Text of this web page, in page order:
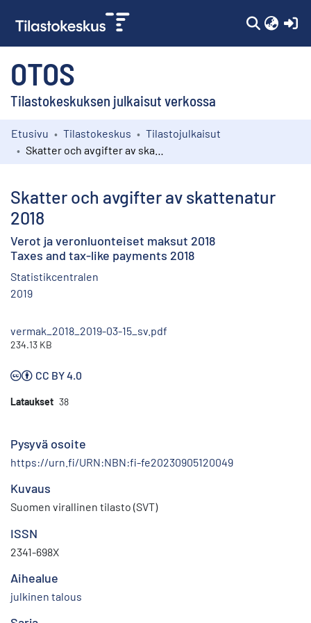
OTOS
Tilastokeskuksen julkaisut verkossa
Kokoelmat
Etusivu Tilastokeskus
Tilastojulkaisut
Skatter och avgifter av skattenatur
2018
Verot ja veronluonteiset maksut 2018
Taxes and tax-like payments 2018
Statistikcentralen
2019
vermak_2018_2019-03-15_sv.pdf
234.13 KB
CC BY 4.0
Lataukset 38
Pysyvä osoite
https://urn.fi/URN:NBN:fi-fe20230905120049
Kuvaus
Suomen virallinen tilasto (SVT)
ISSN
2341-698X
Aihealue
julkinen talous